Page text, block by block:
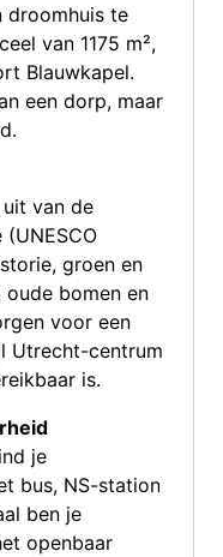
droomhuis te
van 1175 m²,
Blauwkapel.
een dorp, maar
van de
groen en
oude bomen en
voor een
Utrecht-centrum
is.
je
bus, NS-station
ben je
openbaar